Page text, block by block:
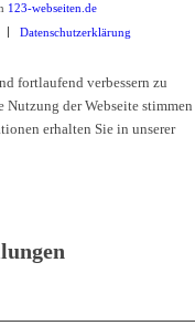
123-webseiten.de
Datenschutzerklärung
fortlaufend verbessern zu
der Webseite stimmen
erhalten Sie in unserer